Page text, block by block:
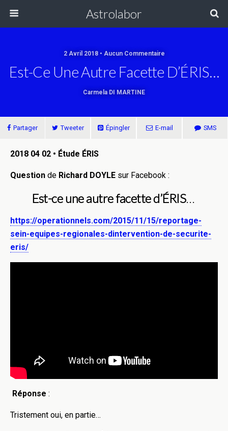
Astrolabor
2 Avril 2018 • Aucun Commentaire
Est-Ce Une Autre Facette D’ÉRIS…
Carmela DI MARTINE
Partager Tweeter Épingler E-mail SMS
2018 04 02 • Étude ÉRIS
Question de Richard DOYLE sur Facebook :
Est-ce une autre facette d’ÉRIS…
https://operationnels.com/2015/11/15/reportage-
sein-equipes-regionales-dintervention-de-securite-
eris/
Réponse :
Tristement oui, en partie…